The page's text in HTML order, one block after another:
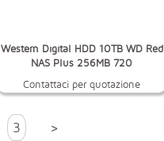
Western Digital HDD 10TB WD Red
NAS Plus 256MB 720
Contattaci per quotazione
3 >